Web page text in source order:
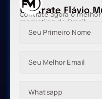
Contrate Flávio
Contrate agora o
marketing do Brasil